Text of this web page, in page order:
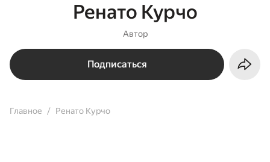
Ренато Курчо
Автор
Подписаться
Главное Ренато Курчо